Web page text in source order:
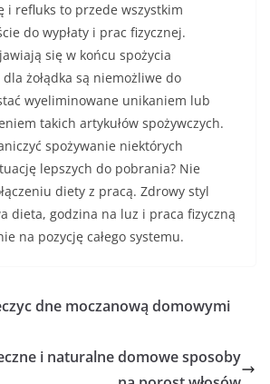
i refluks to przede wszystkim
do wypłaty i prac fizycznej.
się w końcu spożycia
żołądka są niemożliwe do
wyeliminowane unikaniem lub
takich artykułów spożywczych.
spożywanie niektórych
lepszych do pobrania? Nie
diety z pracą. Zdrowy styl
dieta, godzina na luz i praca fizyczną
na pozycję całego systemu.
dne moczanową domowymi
i naturalne domowe sposoby